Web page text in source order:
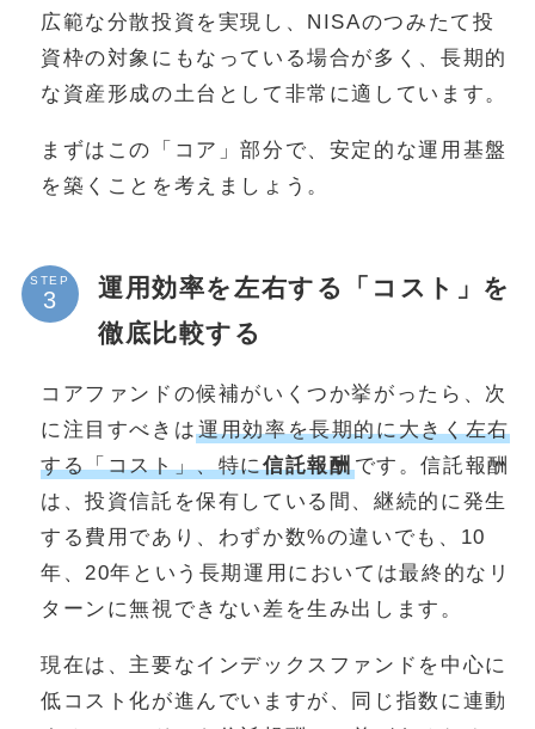
広範な分散投資を実現し、NISAのつみたて投
資枠の対象にもなっている場合が多く、長期的
な資産形成の土台として非常に適しています。
まずはこの「コア」部分で、安定的な運用基盤
を築くことを考えましょう。
STEP
運用効率を左右する「コスト」を
徹底比較する
コアファンドの候補がいくつか挙がったら、次
に注目すべきは運用効率を長期的に大きく左右
する「コスト」、特に信託報酬です。信託報酬
は、投資信託を保有している間、継続的に発生
する費用であり、わずか数%の違いでも、10
年、20年という長期運用においては最終的なリ
ターンに無視できない差を生み出します。
現在は、主要なインデックスファンドを中心に
低コスト化が進んでいますが、同じ指数に連動